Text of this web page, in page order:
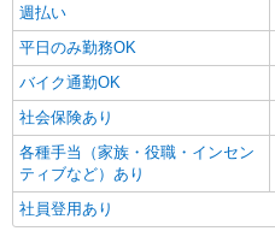
週払い
平日のみ勤務OK
バイク通勤OK
社会保険あり
各種手当（家族・役職・インセン
ティブなど）あり
社員登用あり